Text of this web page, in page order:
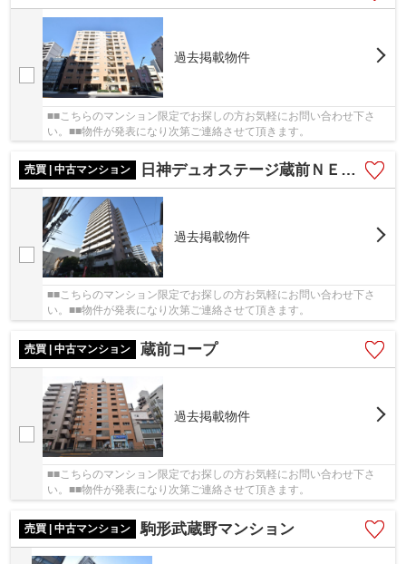
過去掲載物件
■■こちらのマンション限定でお探しの方お気軽にお問い合わせ下さ
い。■■物件が発表になり次第ご連絡させて頂きます。
売買 | 中古マンション 日神デュオステージ蔵前ＮＥＸＴ
過去掲載物件
■■こちらのマンション限定でお探しの方お気軽にお問い合わせ下さ
い。■■物件が発表になり次第ご連絡させて頂きます。
売買 | 中古マンション 蔵前コープ
過去掲載物件
■■こちらのマンション限定でお探しの方お気軽にお問い合わせ下さ
い。■■物件が発表になり次第ご連絡させて頂きます。
売買 | 中古マンション 駒形武蔵野マンション